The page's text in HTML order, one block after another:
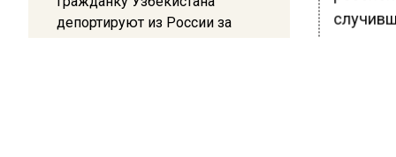
депортируют из России за